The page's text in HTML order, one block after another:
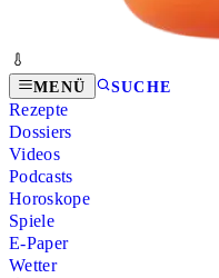
MENÜ SUCHE
Rezepte
Dossiers
Videos
Podcasts
Horoskope
Spiele
E-Paper
Wetter